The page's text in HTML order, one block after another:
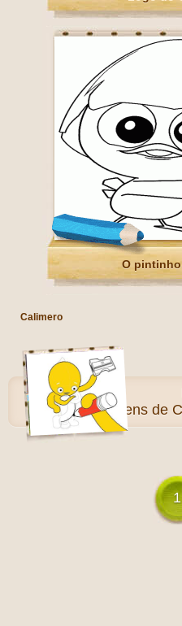
O
Calimero
Personagens de
1